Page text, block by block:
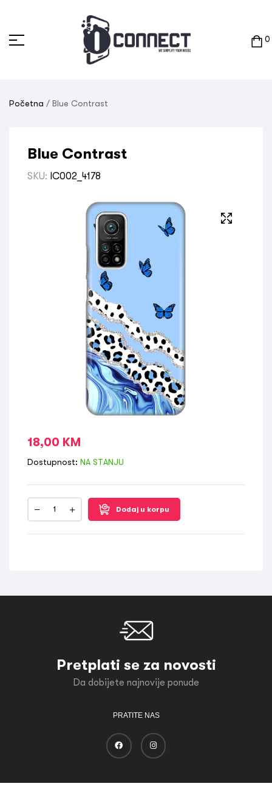
0
Početna / Blue Contrast
Blue Contrast
SKU: IC002_4178
18,00 KM
Dostupnost: NA STANJU
Dodaj u korpu
Pretplati se za novosti
Da dobijete najnovije ponude
PRATITE NAS